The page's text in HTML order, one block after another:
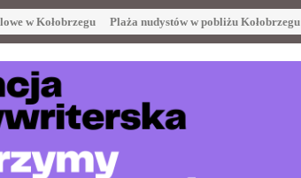
w Kołobrzegu Plaża nudystów w pobliżu Kołobrzegu